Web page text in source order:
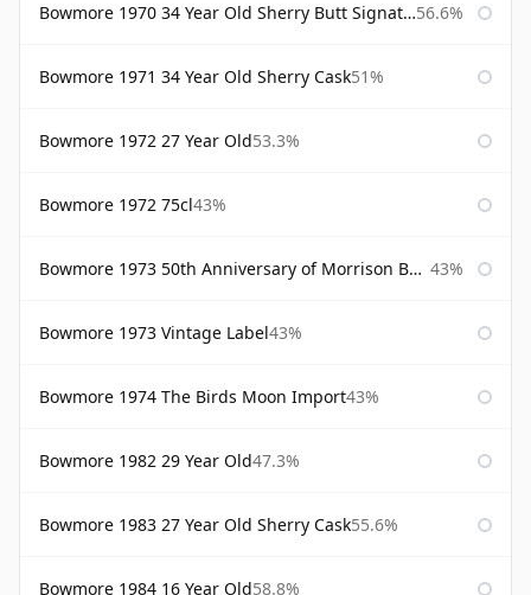
Bowmore 1970 34 Year Old Sherry Butt Signatory 56.6%
Bowmore 1971 34 Year Old Sherry Cask51%
Bowmore 1972 27 Year Old53.3%
Bowmore 1972 75cl43%
Bowmore 1973 50th Anniversary of Morrison Bowmore 43%
Bowmore 1973 Vintage Label43%
Bowmore 1974 The Birds Moon Import43%
Bowmore 1982 29 Year Old47.3%
Bowmore 1983 27 Year Old Sherry Cask55.6%
Bowmore 1984 16 Year Old58.8%